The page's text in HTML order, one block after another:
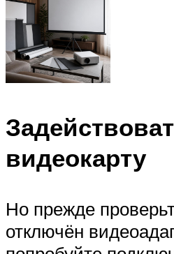
видеокарту
Но прежде
отключён